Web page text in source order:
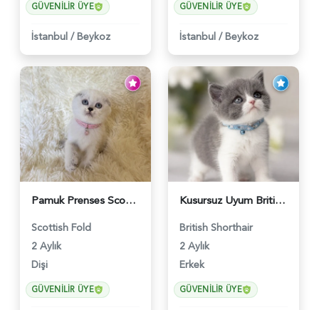
GÜVENILIR ÜYE
İstanbul / Beykoz
GÜVENILIR ÜYE
İstanbul / Beykoz
Pamuk Prenses Scottish Fold Maviş Yavrumuz - 6009
Scottish Fold
2 Aylık
Dişi
GÜVENILIR ÜYE
Kusursuz Uyum British Shorthair Bi Color Erkek - 6011
British Shorthair
2 Aylık
Erkek
GÜVENILIR ÜYE